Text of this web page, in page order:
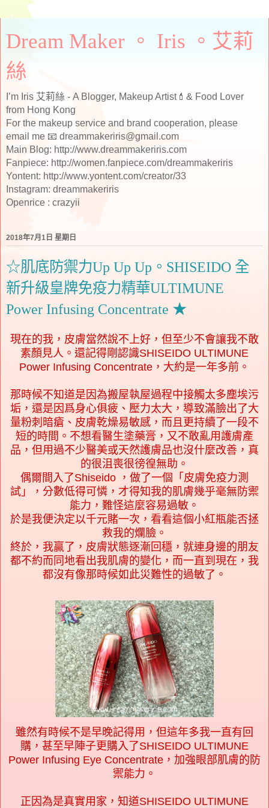
Dream Maker 。 Iris 。艾莉
絲
I’m Iris 艾莉絲 - A Blogger, Makeup Artist💄& Food Lover
from Hong Kong
For the makeup service and brand cooperation, please
email me 📧 dreammakeriris@gmail.com
Main Blog: http://www.dreammakeriris.com
Fanpiece: http://women.fanpiece.com/dreammakeriris
Yontent: http://www.yontent.com/creator/33
Instagram: dreammakeriris
Openrice : crazyii
2018年7月1日 星期日
☆肌底防禦力Up Up Up。SHISEIDO 全
新升級皇牌免疫力精華ULTIMUNE
Power Infusing Concentrate ★
現在的我，皮膚當然說不上好，但至少不會讓我不敢
素顏見人。還記得剛認識SHISEIDO ULTIMUNE
Power Infusing Concentrate，大約是一年多前。
那時候不知道是因為搬屋執屋過程中接觸太多塵埃污
垢，還是因爲身心俱疲、壓力太大，導致滿臉出了大
量粉刺暗瘡、皮膚乾燥易敏感，而且更持續了一段不
短的時間。不想看醫生塗藥膏 ， 又不敢亂用護膚產
品，但用過不少醫美或天然護膚品也沒什麼改善，真
的很沮喪很徬徨無助。
偶爾間入了Shiseido ，做了一個「皮膚免疫力測
試」，分數低得可憐，才得知我的肌膚幾乎毫無防禦
能力，難怪這麼容易過敏。
於是我便決定以千元賭一次，看看這個小紅瓶能否拯
救我的爛臉。
終於，我贏了，皮膚狀態逐漸回穩，就連身邊的朋友
都不約而同地看出我肌膚的變化，而一直到現在，我
都沒有像那時候如此災難性的過敏了。
雖然有時候不是早晚記得用，但這年多我一直有回
購，甚至早陣子更購入了SHISEIDO ULTIMUNE
Power Infusing Eye Concentrate，加強眼部肌膚的防
禦能力。
正因為是真實用家，知道SHISEIDO ULTIMUNE